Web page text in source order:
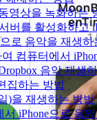
영상을 녹화하는
버를 활성화하고
로 음악을 재생
컴퓨터에서
음악 재생
집하는 방법
)을 재생하는 방법
iPhone으로 음